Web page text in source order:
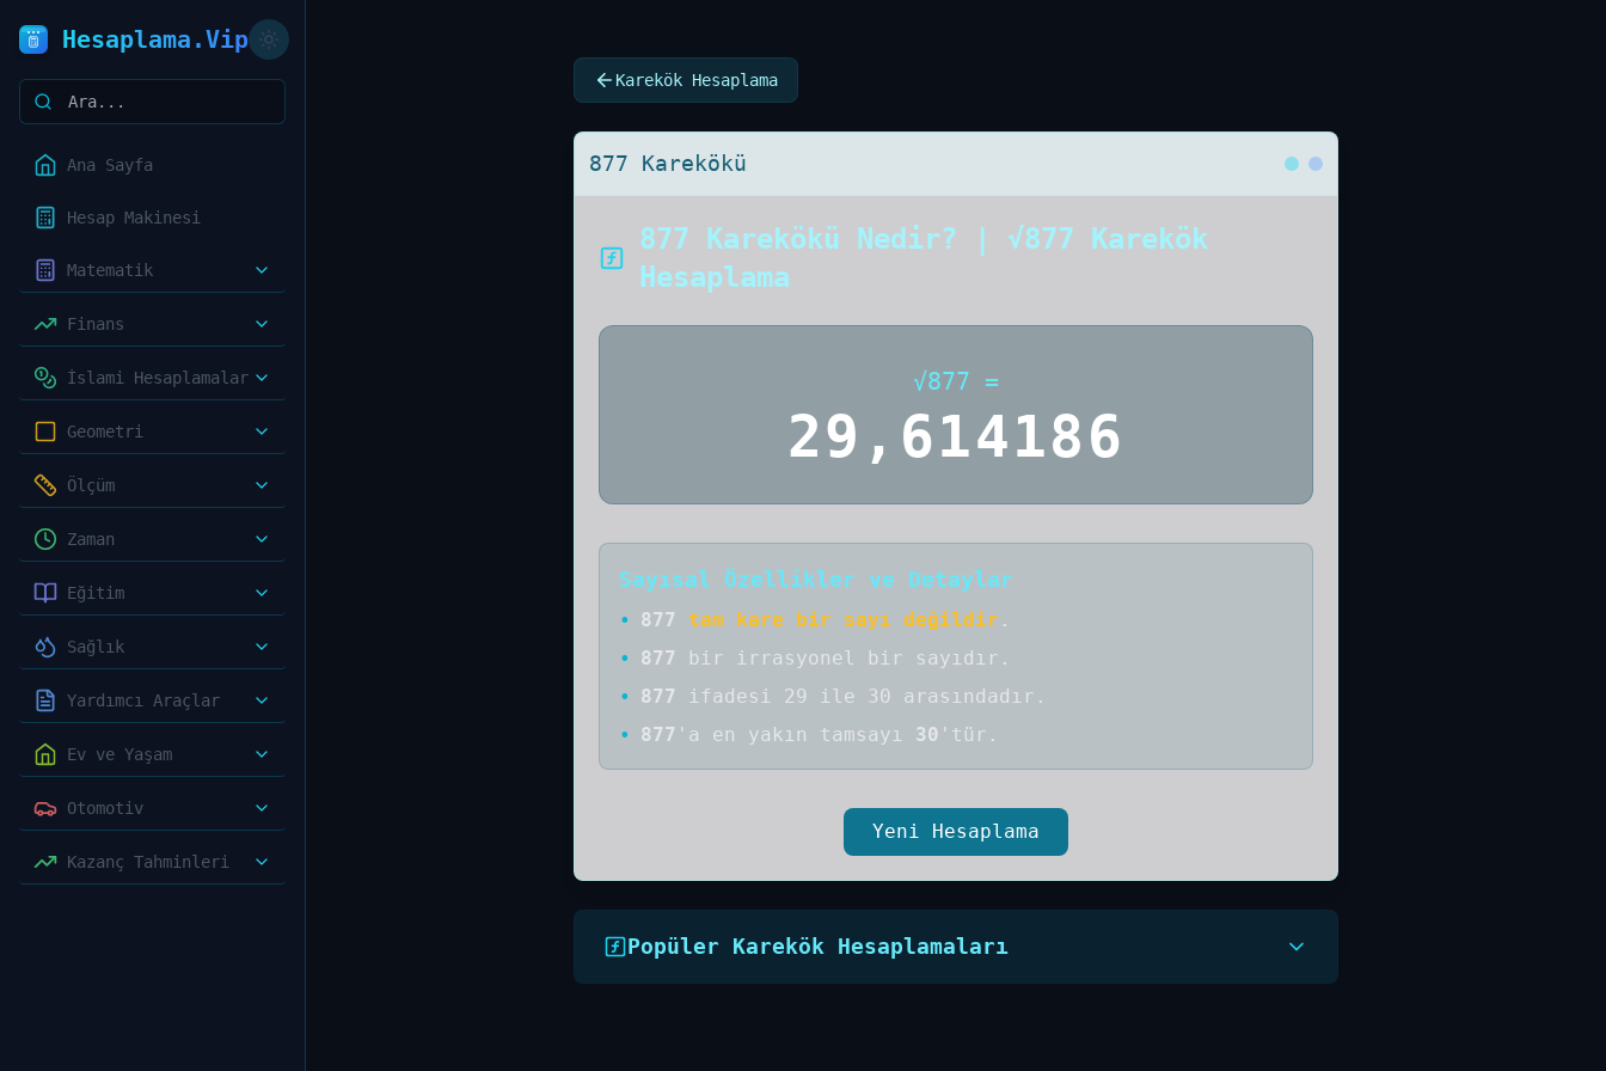
Hesaplama.Vip
Ana Sayfa
Hesap Makinesi
Matematik
Finans
İslami Hesaplamalar
Geometri
Ölçüm
Zaman
Eğitim
Sağlık
Yardımcı Araçlar
Ev ve Yaşam
Otomotiv
Kazanç Tahminleri
Karekök Hesaplama
877 Karekökü
877 Karekökü Nedir? | √877 Karekök
Hesaplama
√877 =
29,614186
Sayısal Özellikler ve Detaylar
• 877 tam kare bir sayı değildir .
•
877 bir irrasyonel bir sayıdır .
•
877
ifadesi 29 ile 30 arasındadır.
•
877 'a en yakın tamsayı 30 'tür.
Yeni Hesaplama
Popüler Karekök Hesaplamaları